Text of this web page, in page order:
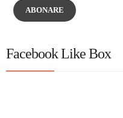
ABONARE
Facebook Like Box